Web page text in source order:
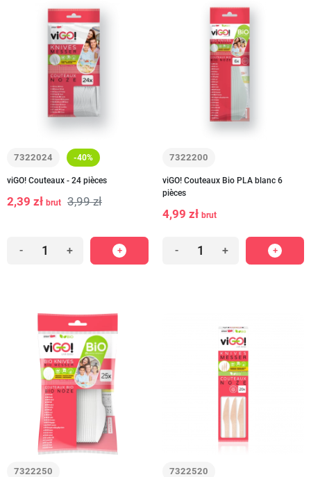
7322024 -40%
viGO! Couteaux - 24 pièces
2,39 zł brut 3,99 zł
- +
7322200
viGO! Couteaux Bio PLA blanc 6
pièces
4,99 zł brut
- +
7322250 7322520